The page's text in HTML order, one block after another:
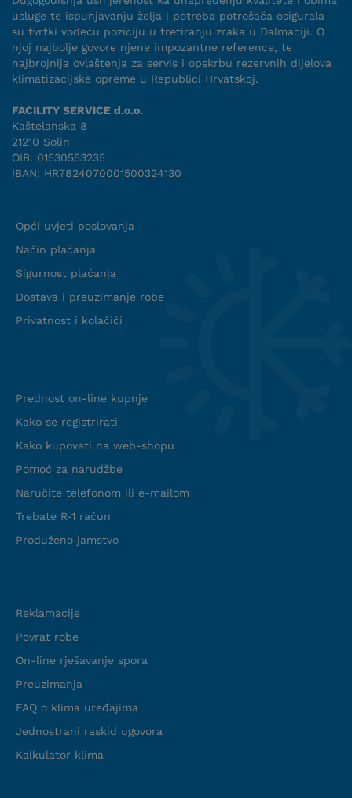
usluge te ispunjavanju želja i potreba potrošača osigurala
su tvrtki vodeću poziciju u tretiranju zraka u Dalmaciji. O
njoj najbolje govore njene impozantne reference, te
najbrojnija ovlaštenja za servis i opskrbu rezervnih dijelova
klimatizacijske opreme u Republici Hrvatskoj.
FACILITY SERVICE d.o.o.
Kaštelanska 8
21210 Solin
OIB: 01530553235
IBAN: HR7824070001500324130
Opći uvjeti poslovanja
Način plaćanja
Sigurnost plaćanja
Dostava i preuzimanje robe
Privatnost i kolačići
Prednost on-line kupnje
Kako se registrirati
Kako kupovati na web-shopu
Pomoć za narudžbe
Naručite telefonom ili e-mailom
Trebate R-1 račun
Produženo jamstvo
Reklamacije
Povrat robe
On-line rješavanje spora
Preuzimanja
FAQ o klima uređajima
Jednostrani raskid ugovora
Kalkulator klima